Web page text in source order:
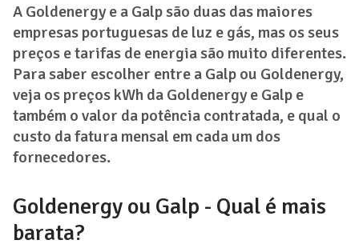
A Goldenergy e a Galp são duas das maiores
empresas portuguesas de luz e gás, mas os seus
preços e tarifas de energia são muito diferentes.
Para saber escolher entre a Galp ou Goldenergy,
veja os preços kWh da Goldenergy e Galp e
também o valor da potência contratada, e qual o
custo da fatura mensal em cada um dos
fornecedores.
Goldenergy ou Galp - Qual é mais
barata?